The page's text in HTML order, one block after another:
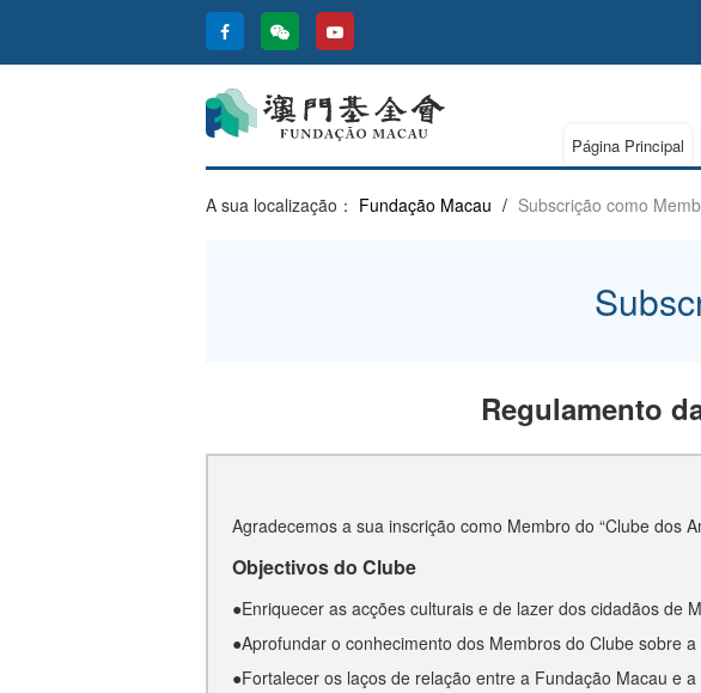
Página Principal
A sua localização： Fundação Macau / Subscrição como
Regulamento
Agradecemos a sua inscrição como Membro do “Clube dos
Objectivos do Clube
●Enriquecer as acções culturais e de lazer dos cidadãos de
●Aprofundar o conhecimento dos Membros do Clube sobre
●Fortalecer os laços de relação entre a Fundação Macau e